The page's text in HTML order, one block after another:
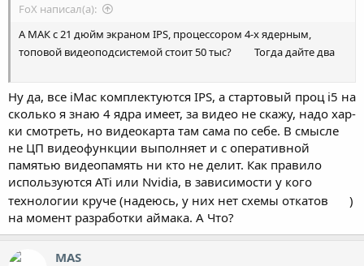
FoX написал(а):
А МАК с 21 дюйм экраном IPS, процессором 4-х ядерным,
топовой видеоподсистемой стоит 50 тыс?
Тогда дайте два
Ну да, все iMac комплектуются IPS, а стартовый проц i5 на
сколько я знаю 4 ядра имеет, за видео не скажу, надо хар-
ки смотреть, но видеокарта там сама по себе. В смысле
не ЦП видеофункции выполняет и с оперативной
памятью видеопамять ни кто не делит. Как правило
используются ATi или Nvidia, в зависимости у кого
технологии круче (надеюсь, у них нет схемы откатов
)
на момент разработки аймака. А Что?
MAS